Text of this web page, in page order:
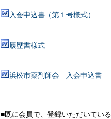
入会申込書（第１号様式）
履歴書様式
浜松市薬剤師会 入会申込書
■既に会員で、登録いただいてい